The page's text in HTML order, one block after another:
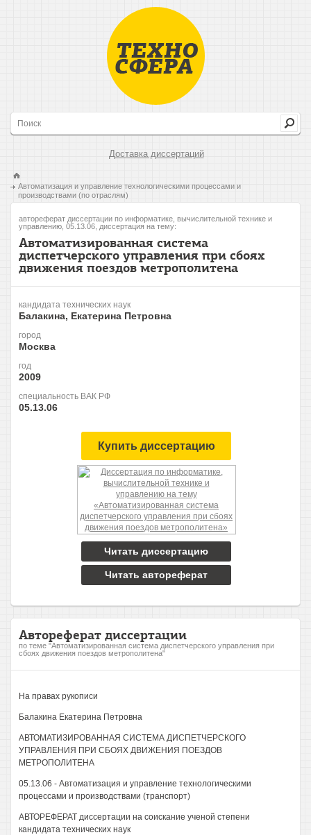
Доставка диссертаций
Автоматизация и управление технологическими процессами и
производствами (по отраслям)
автореферат диссертации по информатике, вычислительной технике и
управлению, 05.13.06, диссертация на тему:
Автоматизированная система
диспетчерского управления при сбоях
движения поездов метрополитена
кандидата технических наук
Балакина, Екатерина Петровна
город
Москва
год
2009
специальность ВАК РФ
05.13.06
Купить диссертацию
Читать диссертацию
Читать автореферат
Автореферат диссертации
по теме "Автоматизированная система диспетчерского управления при
сбоях движения поездов метрополитена"
На правах рукописи
Балакина Екатерина Петровна
АВТОМАТИЗИРОВАННАЯ СИСТЕМА ДИСПЕТЧЕРСКОГО
УПРАВЛЕНИЯ ПРИ СБОЯХ ДВИЖЕНИЯ ПОЕЗДОВ
МЕТРОПОЛИТЕНА
05.13.06 - Автоматизация и управление технологическими
процессами и производствами (транспорт)
АВТОРЕФЕРАТ диссертации на соискание ученой степени
кандидата технических наук